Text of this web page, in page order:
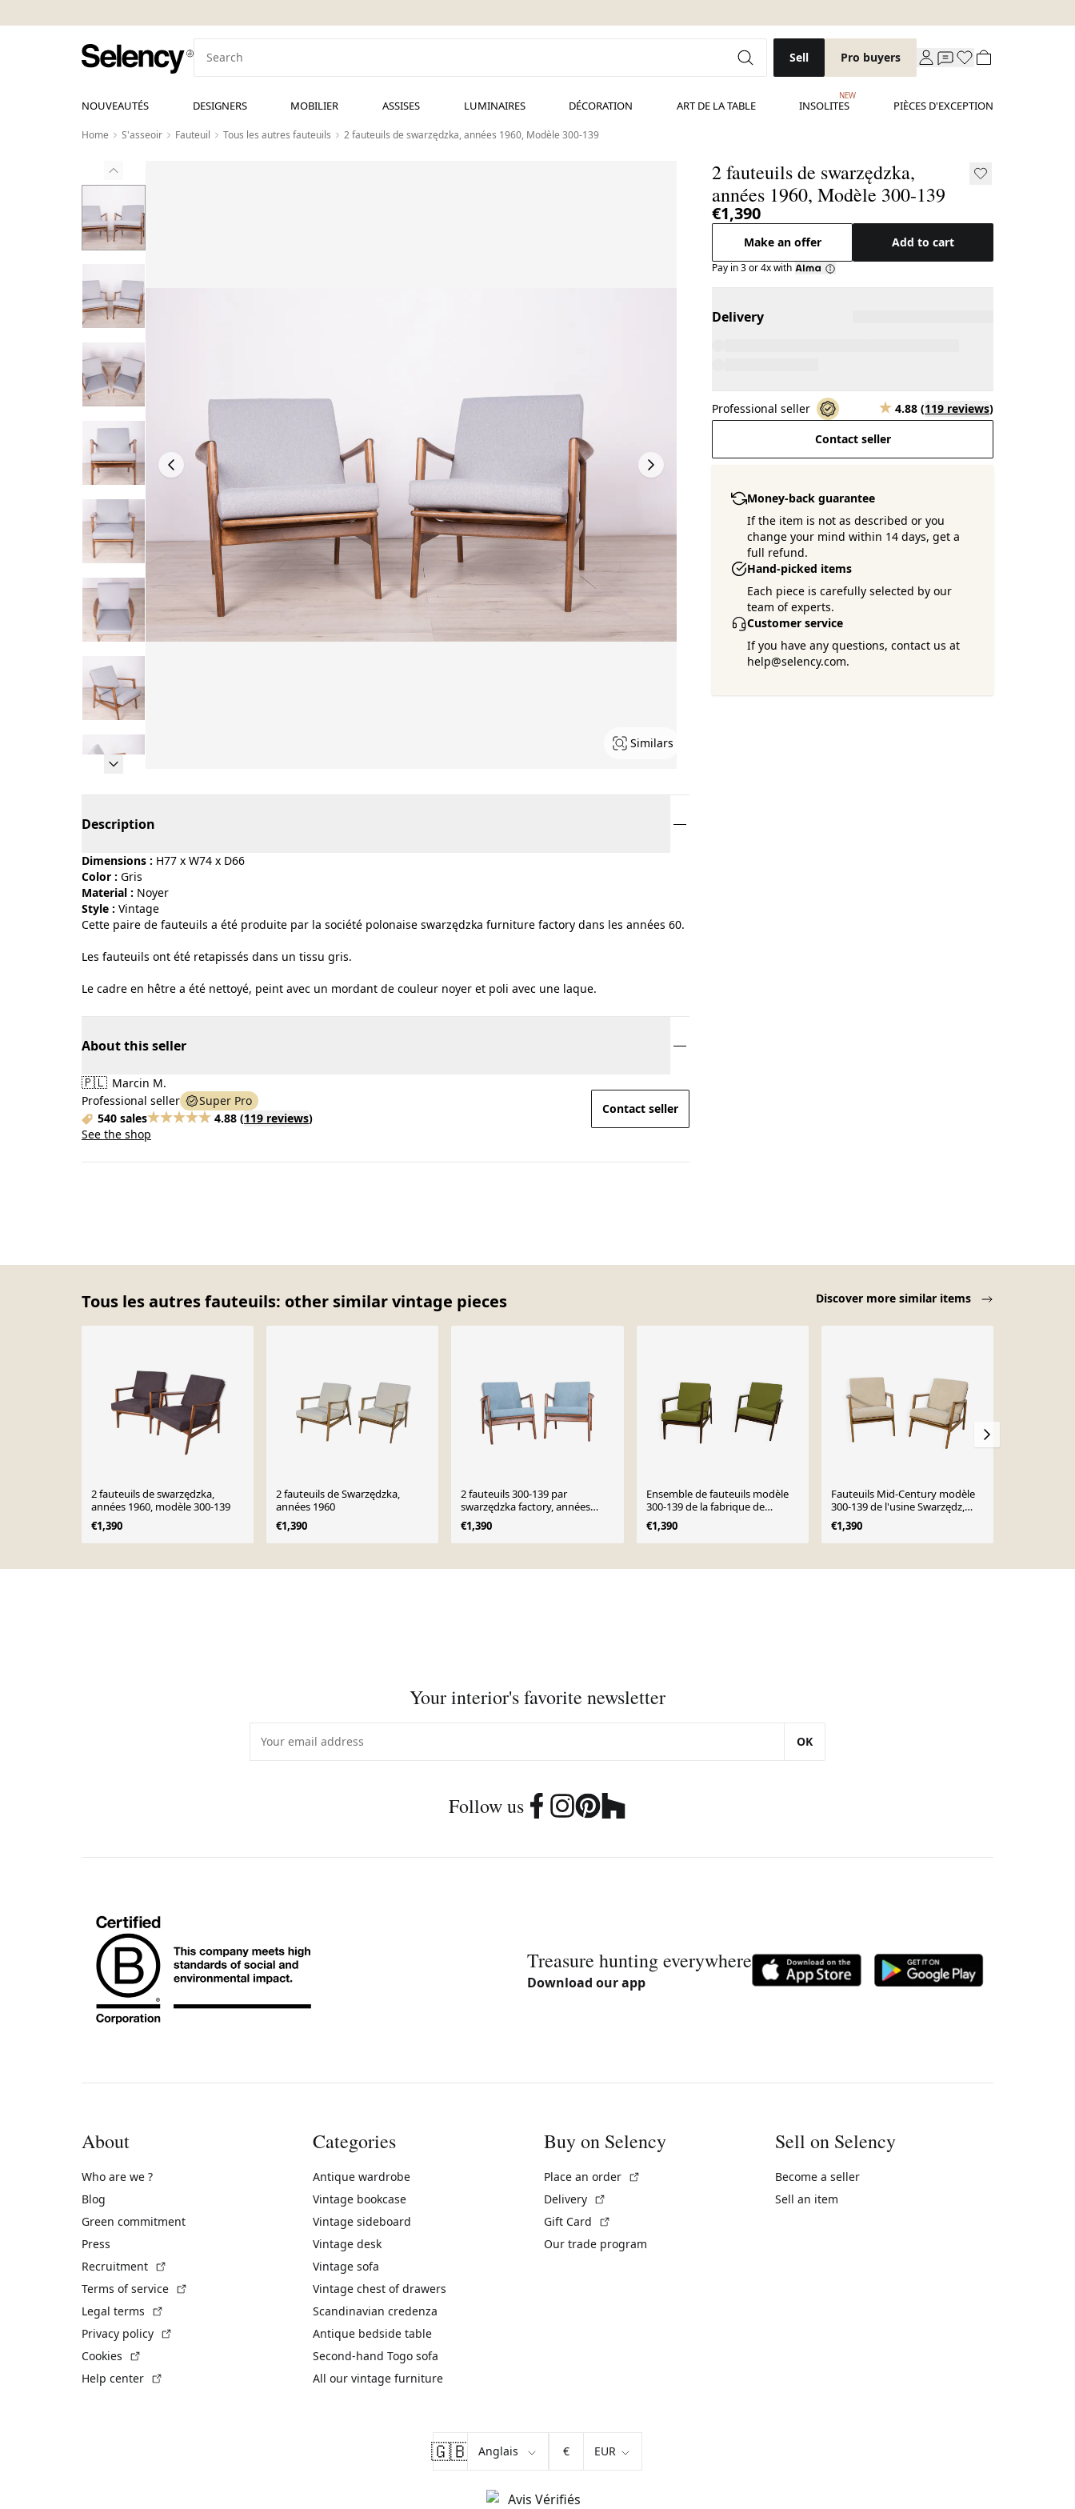
Sell Pro buyers
NOUVEAUTÉS DESIGNERS MOBILIER ASSISES LUMINAIRES DÉCORATION ART DE LA TABLE INSOLITES
NEW
PIÈCES D'EXCEPTION
Home S'asseoir Fauteuil Tous les autres fauteuils 2 fauteuils de swarzędzka, années 1960, Modèle 300-139
Similars
2 fauteuils de swarzędzka,
années 1960, Modèle 300-139
€1,390
Make an offer Add to cart
Pay in 3 or 4x with
Delivery
Professional seller 4.88 (119 reviews)
Contact seller
Money-back guarantee
If the item is not as described or you
change your mind within 14 days, get a
full refund.
Hand-picked items
Each piece is carefully selected by our
team of experts.
Customer service
If you have any questions, contact us at
help@selency.com.
Description
Dimensions : H77 x W74 x D66
Color :
gris
Material :
noyer
Style :
vintage
Cette paire de fauteuils a été produite par la société polonaise swarzędzka furniture factory dans les années 60.
Les fauteuils ont été retapissés dans un tissu gris.
Le cadre en hêtre a été nettoyé, peint avec un mordant de couleur noyer et poli avec une laque.
About this seller
🇵🇱 Marcin M.
Professional seller
Super Pro
540 sales
4.88 (119 reviews)
See the shop
Contact seller
Tous les autres fauteuils: other similar vintage pieces Discover more similar items
2 fauteuils de swarzędzka,
années 1960, modèle 300-139
€1,390
2 fauteuils de Swarzędzka,
années 1960
€1,390
2 fauteuils 300-139 par
swarzędzka factory, années
1960
€1,390
Ensemble de fauteuils modèle
300-139 de la fabrique de
meubles Swarzędz, années 1960
€1,390
Fauteuils Mid-Century modèle
300-139 de l'usine Swarzędz,
années 1960, lot de 2
€1,390
Your interior's favorite newsletter
OK
Follow us
Treasure hunting everywhere
Download our app
About
Who are we ?
Blog
Green commitment
Press
Recruitment
Terms of service
Legal terms
Privacy policy
Cookies
Help center
Categories
Antique wardrobe
Vintage bookcase
Vintage sideboard
Vintage desk
Vintage sofa
Vintage chest of drawers
Scandinavian credenza
Antique bedside table
Second-hand Togo sofa
All our vintage furniture
Buy on Selency
Place an order
Delivery
Gift Card
Our trade program
Sell on Selency
Become a seller
Sell an item
🇬🇧 €